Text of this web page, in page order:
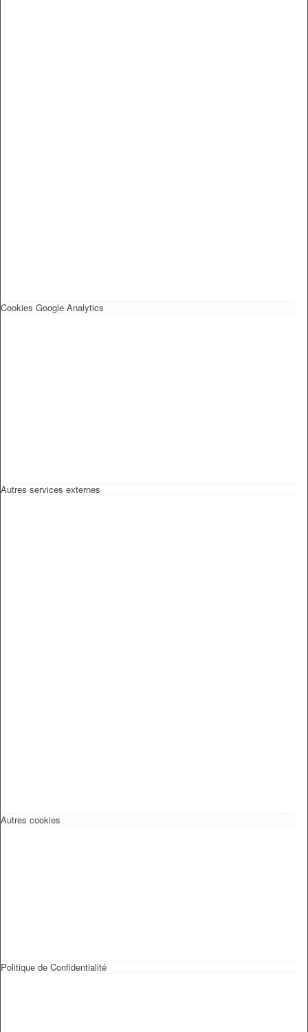
Cookies Google Analytics
Autres services externes
Autres cookies
Politique de Confidentialité